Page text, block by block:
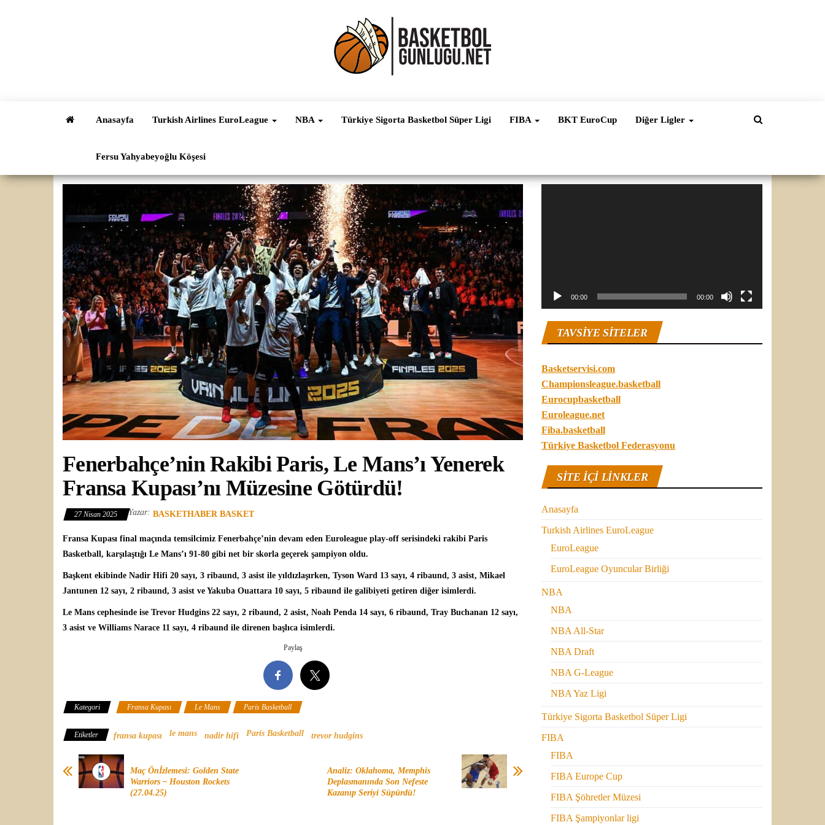
Haber
Süper Lig ve
Dünya
Anasayfa Turkish Airlines EuroLeague NBA Türkiye Sigorta Basketbol Süper Ligi FIBA BKT EuroCup Diğer Ligler
Fersu Yahyabeyoğlu Köşesi
Fenerbahçe’nin Rakibi Paris, Le Mans’ı Yenerek
Fransa Kupası’nı Müzesine Götürdü!
27 Nisan 2025 Yazar: BASKETHABER BASKET
Fransa Kupası final maçında temsilcimiz Fenerbahçe’nin devam eden Euroleague play-off serisindeki rakibi Paris
Basketball, karşılaştığı Le Mans’ı 91-80 gibi net bir skorla geçerek şampiyon oldu.
Başkent ekibinde Nadir Hifi 20 sayı, 3 ribaund, 3 asist ile yıldızlaşırken, Tyson Ward 13 sayı, 4 ribaund, 3 asist, Mikael
Jantunen 12 sayı, 2 ribaund, 3 asist ve Yakuba Ouattara 10 sayı, 5 ribaund ile galibiyeti getiren diğer isimlerdi.
Le Mans cephesinde ise Trevor Hudgins 22 sayı, 2 ribaund, 2 asist, Noah Penda 14 sayı, 6 ribaund, Tray Buchanan 12 sayı,
3 asist ve Williams Narace 11 sayı, 4 ribaund ile direnen başlıca isimlerdi.
Paylaş
Kategori Fransa Kupası Le Mans Paris Basketball
Etiketler fransa kupası le mans nadir hifi Paris Basketball trevor hudgins
Maç Önİzlemesi: Golden State
Warriors – Houston Rockets
(27.04.25)
Analiz: Oklahoma, Memphis
Deplasmanında Son Nefeste
Kazanıp Seriyi Süpürdü!
00:00 00:00
TAVSIYE SITELER
Basketservisi.com
Championsleague.basketball
Eurocupbasketball
Euroleague.net
Fiba.basketball
Türkiye Basketbol Federasyonu
SITE IÇI LINKLER
Anasayfa
Turkish Airlines EuroLeague
EuroLeague
EuroLeague Oyuncular Birliği
NBA
NBA
NBA All-Star
NBA Draft
NBA G-League
NBA Yaz Ligi
Türkiye Sigorta Basketbol Süper Ligi
FIBA
FIBA
FIBA Europe Cup
FIBA Şöhretler Müzesi
FIBA Şampiyonlar ligi